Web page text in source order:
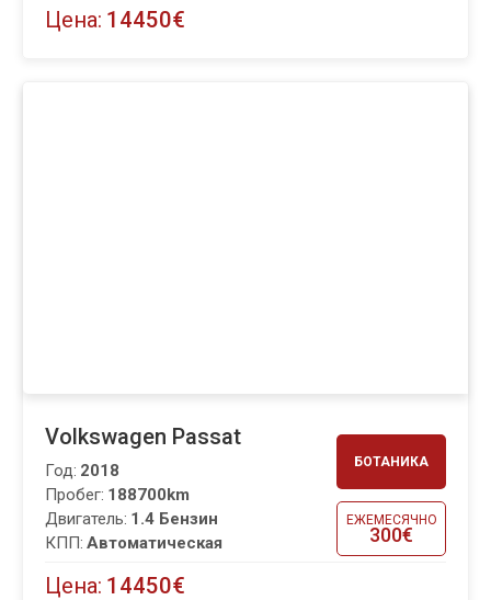
Цена: 14450€
БОТАНИКА
ЕЖЕМЕСЯЧНО
300€
Volkswagen Passat
Пробег: 188700km
Год: 2018
Двигатель: 1.4 Бензин
КПП: Автоматическая
Цена: 14450€